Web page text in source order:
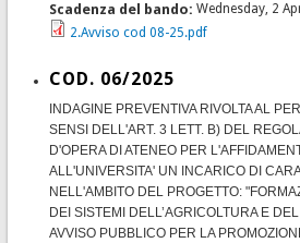
Scadenza del bando:Wednesday, 2
2.Avviso cod 08-25.pdf
COD. 06/2025
INDAGINE PREVENTIVA RIVOLTA AL
SENSI DELL'ART. 3 LETT. B) DEL
D'OPERA DI ATENEO PER
ALL'UNIVERSITA' UN INCARICO DI
NELL'AMBITO DEL PROGETTO:
DEI SISTEMI DELL’AGRICOLTURA E
AVVISO PUBBLICO PER LA